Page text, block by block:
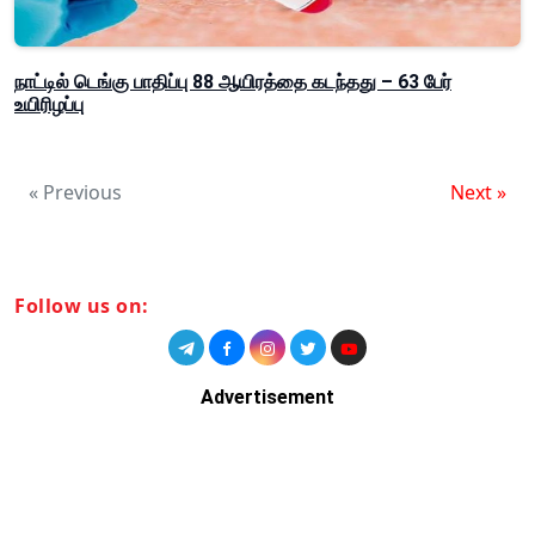
நாட்டில் டெங்கு பாதிப்பு 88 ஆயிரத்தை கடந்தது – 63 பேர்
உயிரிழப்பு
« Previous Next »
Follow us on:
Advertisement